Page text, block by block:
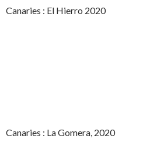
Canaries : El Hierro 2020
Canaries : La Gomera, 2020